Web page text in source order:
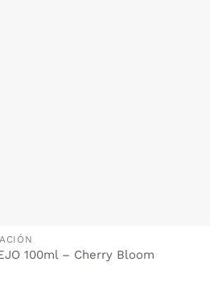
100ml – Cherry Bloom